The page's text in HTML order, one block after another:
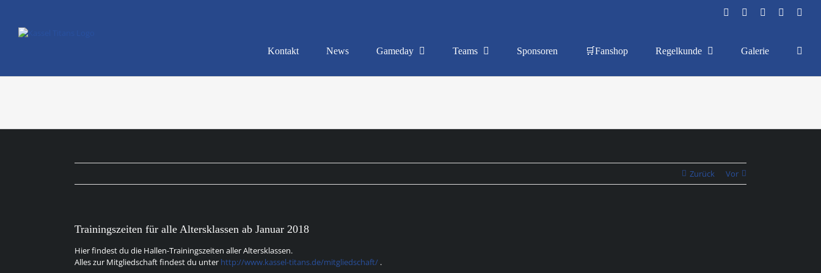
springen
FacebookInstagramYouTube
Flickr
Kontakt News Gameday Teams Sponsoren 🛒Fanshop Regelkunde Galerie
Zurück Vor
Trainingszeiten für alle Altersklassen ab Januar 2018
Hier findest du die Hallen-Trainingszeiten aller Altersklassen.
Alles zur Mitgliedschaft findest du unter http://www.kassel-titans.de/mitgliedschaft/ .